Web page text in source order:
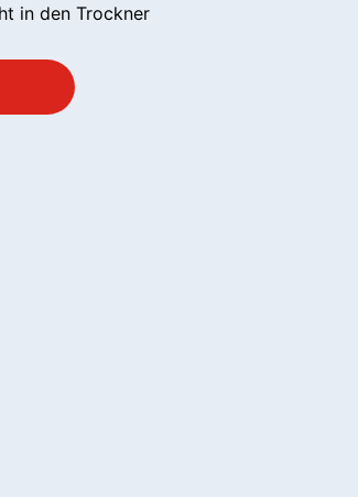
in den Trockner